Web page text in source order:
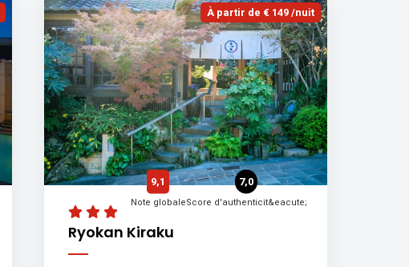
À partir de € 149 /nuit
Ryokan Kiraku
9,1
Note globale
7,0
Score d'authenticit&eacute;